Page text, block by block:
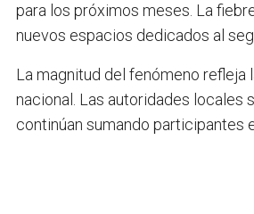
para los próximos meses. La
nuevos espacios dedicados al
La magnitud del fenómeno
nacional. Las autoridades locales
continúan sumando participantes